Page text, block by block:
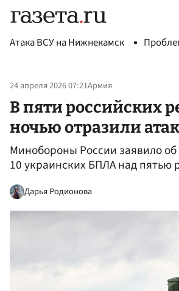
Атака ВСУ на Нижнекамск
24 апреля 2026 07:21Армия
В пяти российских
ночью отразили
Минобороны России заявило
10 украинских БПЛА над пятью
Дарья Родионова